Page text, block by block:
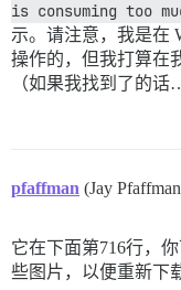
is consuming too
示。请注意，我是在
操作的，但我打算在
（如果我找到了的
pfaffman (Jay
它在下面第716行，
些图片，以便重新下